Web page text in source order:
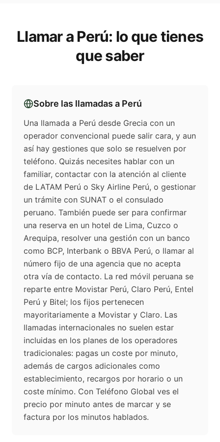
Llamar aPerú: lo que tienes
que saber
Sobre las llamadas a Perú
Una llamada a Perú desde Grecia con un
operador convencional puede salir cara, y aun
así hay gestiones que solo se resuelven por
teléfono. Quizás necesites hablar con un
familiar, contactar con la atención al cliente
de LATAM Perú o Sky Airline Perú, o gestionar
un trámite con SUNAT o el consulado
peruano. También puede ser para confirmar
una reserva en un hotel de Lima, Cuzco o
Arequipa, resolver una gestión con un banco
como BCP, Interbank o BBVA Perú, o llamar al
número fijo de una agencia que no acepta
otra vía de contacto. La red móvil peruana se
reparte entre Movistar Perú, Claro Perú, Entel
Perú y Bitel; los fijos pertenecen
mayoritariamente a Movistar y Claro. Las
llamadas internacionales no suelen estar
incluidas en los planes de los operadores
tradicionales: pagas un coste por minuto,
además de cargos adicionales como
establecimiento, recargos por horario o un
coste mínimo. Con Teléfono Global ves el
precio por minuto antes de marcar y se
factura por los minutos hablados.